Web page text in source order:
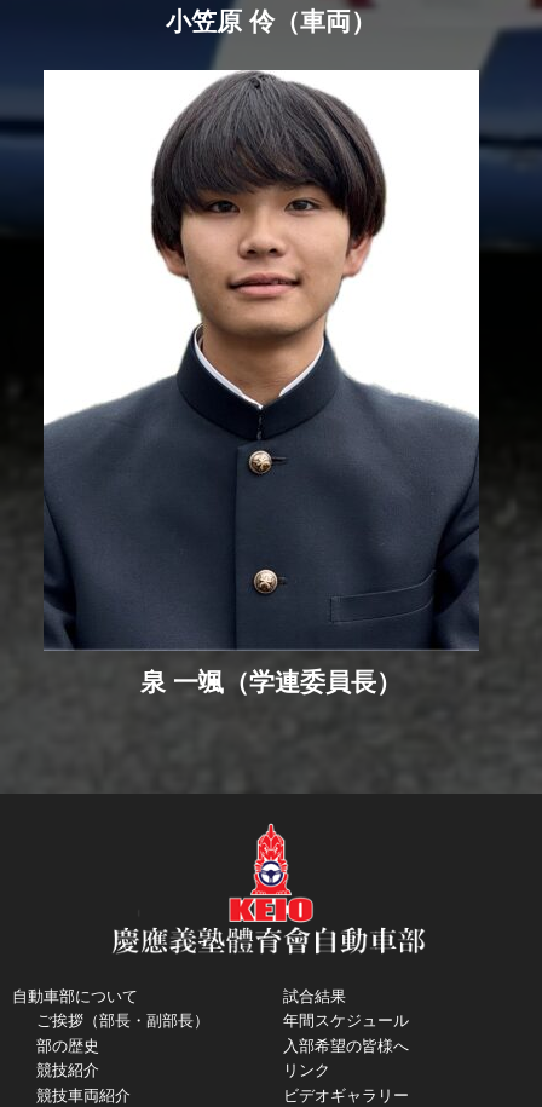
小笠原 伶（車両）
泉 一颯（学連委員長）
自動車部について
ご挨拶（部長・副部長）
部の歴史
競技紹介
競技車両紹介
試合結果
年間スケジュール
入部希望の皆様へ
リンク
ビデオギャラリー